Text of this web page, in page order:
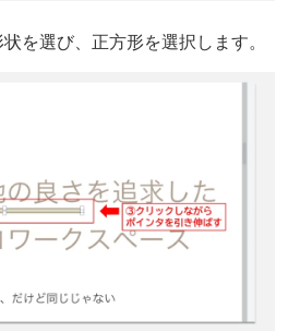
を選び、正方形を選択します。